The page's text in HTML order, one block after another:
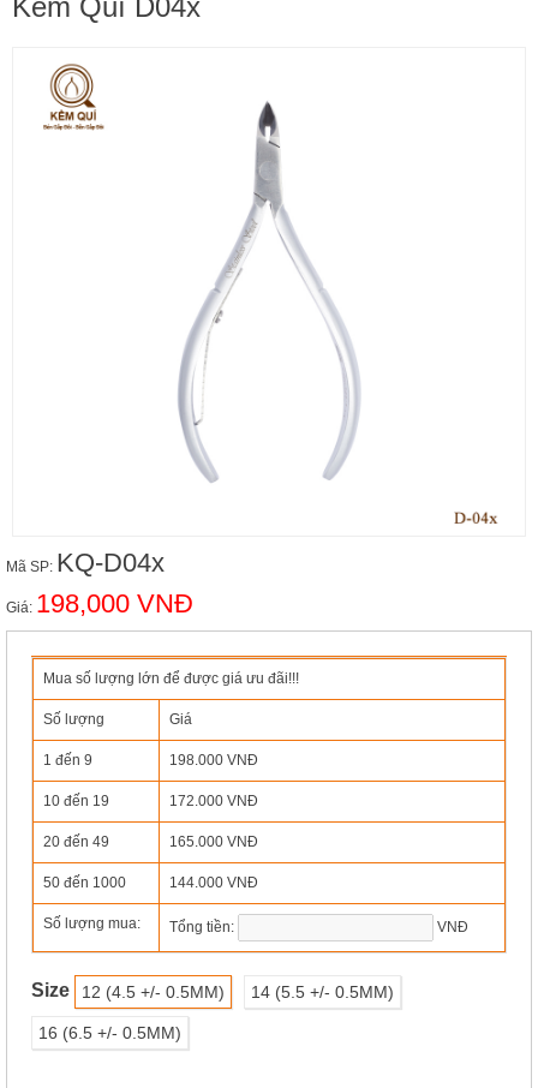
Kềm Quí D04x
Mã SP: KQ-D04x
Giá: 198,000 VNĐ
Mua số lượng lớn để được giá ưu đãi!!!
Số lượng Giá
1 đến 9 198.000 VNĐ
10 đến 19 172.000 VNĐ
20 đến 49 165.000 VNĐ
50 đến 1000 144.000 VNĐ
Số lượng mua: Tổng tiền: VNĐ
Size 12 (4.5 +/- 0.5MM) 14 (5.5 +/- 0.5MM)
16 (6.5 +/- 0.5MM)